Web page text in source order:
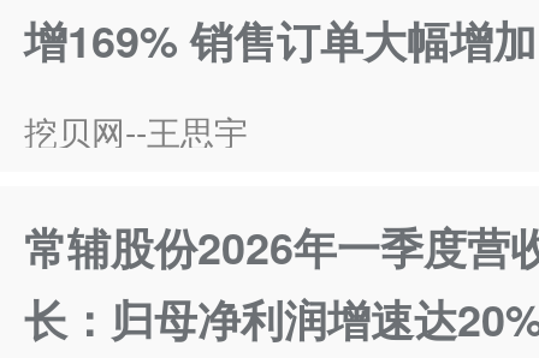
增169% 销售订单大幅增加
挖贝网--王思宇
常辅股份2026年一季度营
长：归母净利润增速达